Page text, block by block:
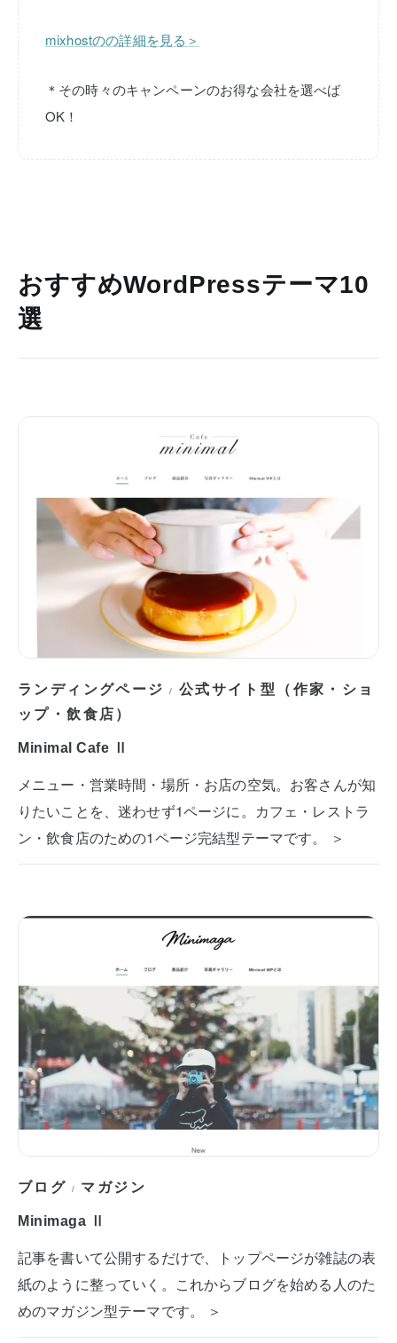
mixhostのの詳細を見る＞
＊その時々のキャンペーンのお得な会社を選べば
OK！
おすすめWordPressテーマ10
選
ランディングページ / 公式サイト型（作家・ショ
ップ・飲食店）
Minimal Cafe Ⅱ
メニュー・営業時間・場所・お店の空気。お客さんが知
りたいことを、迷わせず1ページに。カフェ・レストラ
ン・飲食店のための1ページ完結型テーマです。 ＞
ブログ / マガジン
Minimaga Ⅱ
記事を書いて公開するだけで、トップページが雑誌の表
紙のように整っていく。これからブログを始める人のた
めのマガジン型テーマです。 ＞